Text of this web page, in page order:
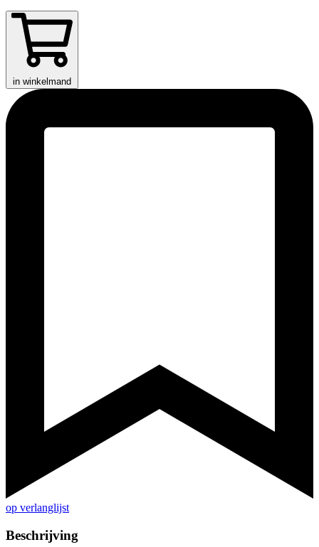
in winkelmand
op verlanglijst
Beschrijving